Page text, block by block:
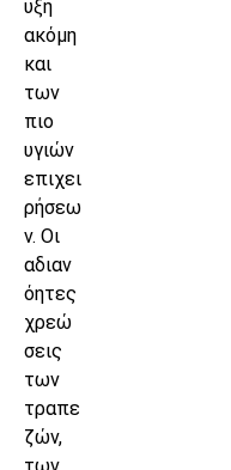
υξη
ακόμη
και
των
πιο
υγιών
επιχει
ρήσεω
ν. Οι
αδιαν
όητες
χρεώ
σεις
των
τραπε
ζών,